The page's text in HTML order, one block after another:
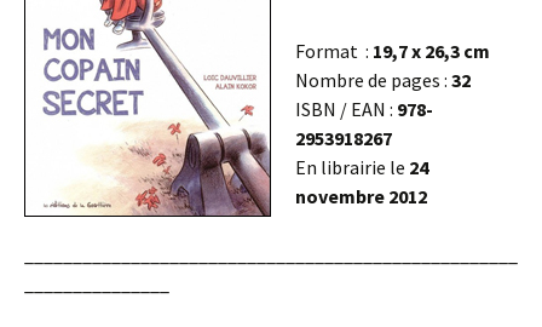
Format : 19,7 x 26,3 cm
Nombre de pages : 32
ISBN / EAN : 978-
2953918267
En librairie le 24
novembre 2012